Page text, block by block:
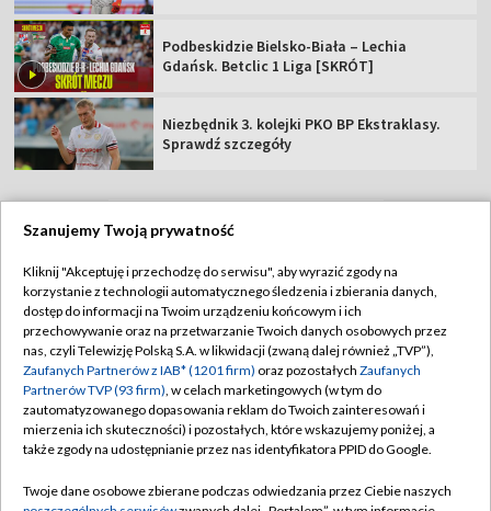
Podbeskidzie Bielsko-Biała – Lechia
Gdańsk. Betclic 1 Liga [SKRÓT]
Niezbędnik 3. kolejki PKO BP Ekstraklasy.
Sprawdź szczegóły
Abonament TVP
Sklep TVP
Biuro Reklamy
Oferta Handlowa
Telegazeta ogłoszenia
Rada Programowa
Regulamin TVP
Polityka prywatności
Moje zgody
Biuro reklamy
Kontakt
Kanały
Szanujemy Twoją prywatność
Kliknij "Akceptuję i przechodzę do serwisu", aby wyrazić zgody na
korzystanie z technologii automatycznego śledzenia i zbierania danych,
dostęp do informacji na Twoim urządzeniu końcowym i ich
przechowywanie oraz na przetwarzanie Twoich danych osobowych przez
nas, czyli Telewizję Polską S.A. w likwidacji (zwaną dalej również „TVP”),
Zaufanych Partnerów z IAB* (1201 firm) oraz pozostałych Zaufanych
Partnerów TVP (93 firm), w celach marketingowych (w tym do
zautomatyzowanego dopasowania reklam do Twoich zainteresowań i
mierzenia ich skuteczności) i pozostałych, które wskazujemy poniżej, a
także zgody na udostępnianie przez nas identyfikatora PPID do Google.
Twoje dane osobowe zbierane podczas odwiedzania przez Ciebie naszych